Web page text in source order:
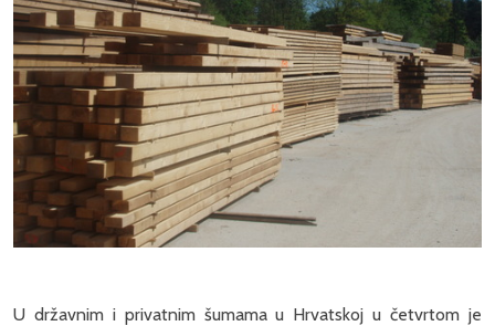
U državnim i privatnim šumama u Hrvatskoj u četvrtom je